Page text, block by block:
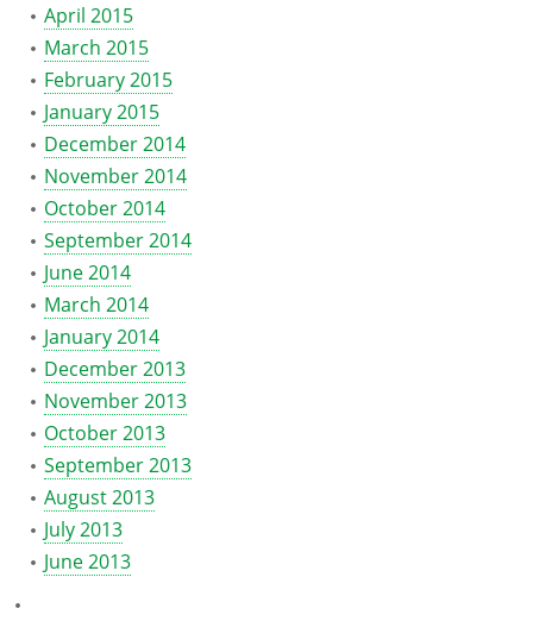
April 2015
March 2015
February 2015
January 2015
December 2014
November 2014
October 2014
September 2014
June 2014
March 2014
January 2014
December 2013
November 2013
October 2013
September 2013
August 2013
July 2013
June 2013